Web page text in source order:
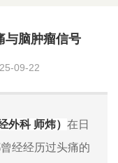
与脑肿瘤信号
09-22
外科 师炜） 在日
经经历过头痛的